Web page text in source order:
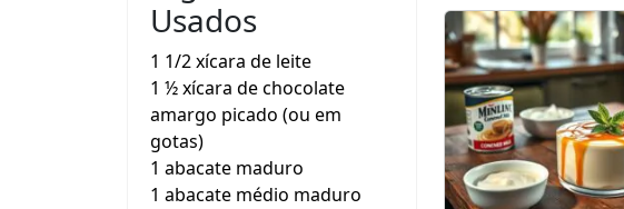
Usados
1 1/2 xícara de leite
1 ½ xícara de chocolate
amargo picado (ou em
gotas)
1 abacate maduro
1 abacate médio maduro